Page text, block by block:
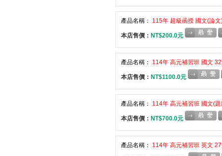
產品名稱： 115年 超級函授 國文(論
本店售價： NT$200.0元
產品名稱： 114年 高元補習班 國文
本店售價： NT$1100.0元
產品名稱： 114年 高元補習班 國文(
本店售價： NT$700.0元
產品名稱： 114年 高元補習班 英文